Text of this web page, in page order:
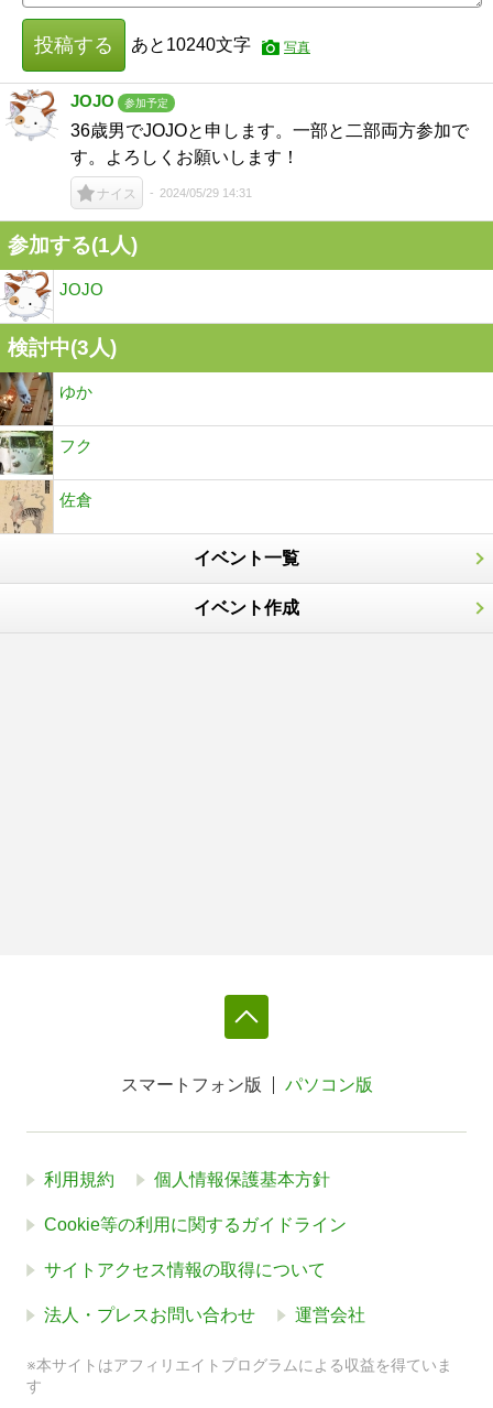
投稿する あと 10240文字 写真
JOJO 参加予定
36歳男でJOJOと申します。一部と二部両方参加で
す。よろしくお願いします！
ナイス 2024/05/29 14:31
参加する(1人)
JOJO
検討中(3人)
ゆか
フク
佐倉
イベント一覧
イベント作成
スマートフォン版 パソコン版
利用規約 個人情報保護基本方針
Cookie等の利用に関するガイドライン
サイトアクセス情報の取得について
法人・プレスお問い合わせ 運営会社
※本サイトはアフィリエイトプログラムによる収益を得ていま
す